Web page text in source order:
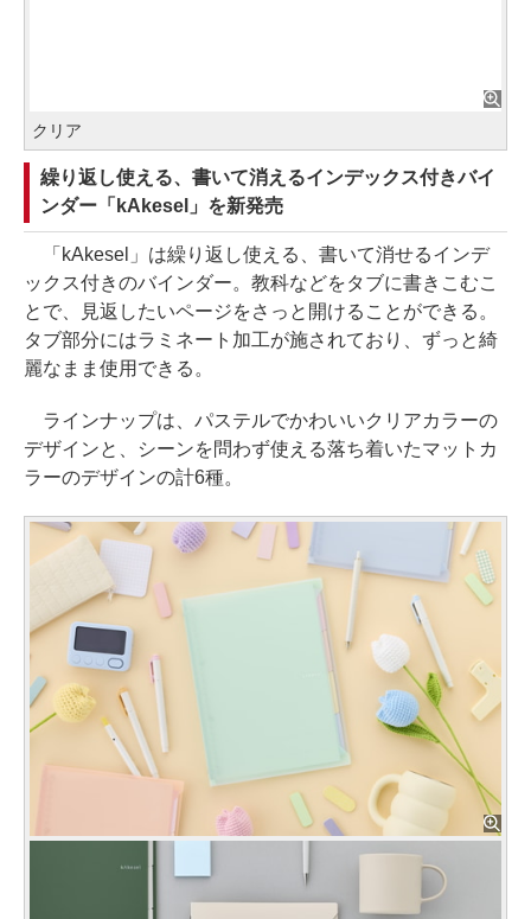
クリア
繰り返し使える、書いて消えるインデックス付きバイ
ンダー「kAkesel」を新発売
「kAkesel」は繰り返し使える、書いて消せるインデ
ックス付きのバインダー。教科などをタブに書きこむこ
とで、見返したいページをさっと開けることができる。
タブ部分にはラミネート加工が施されており、ずっと綺
麗なまま使用できる。
ラインナップは、パステルでかわいいクリアカラーの
デザインと、シーンを問わず使える落ち着いたマットカ
ラーのデザインの計6種。